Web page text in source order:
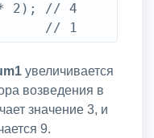
2); // 4
// 1
увеличивается
возведения в
значение 3, и
9.